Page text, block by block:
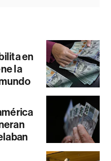
en
la